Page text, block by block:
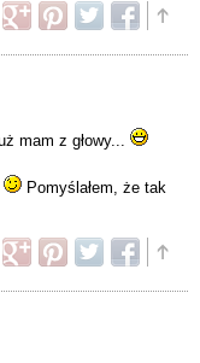
mam z głowy...
Pomyślałem, że tak